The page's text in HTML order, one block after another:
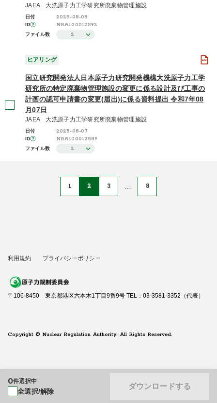
JAEA 大洗原子力工学研究所廃棄物管理施設
日付 2025-08-08
ID NRA100012592
ファイル数 2
ヒアリング
国立研究開発法人日本原子力研究開発機構大洗原子力工学
研究所の特定廃棄物管理施設の変更に係る設計及び工事の
計画の認可申請書の変更(届出)に係る資料提出 令和7年08
月07日
JAEA 大洗原子力工学研究所廃棄物管理施設
日付 2025-08-07
ID NRA100012589
ファイル数 2
1 2 3 8
0件選択中
全選択/解除
ダウンロードする
利用規約 プライバシーポリシー
〒106-8450 東京都港区六本木1丁目9番9号 TEL：03-3581-3352（代表）
Copyright © Nuclear Regulation Authority. All Rights Reserved.